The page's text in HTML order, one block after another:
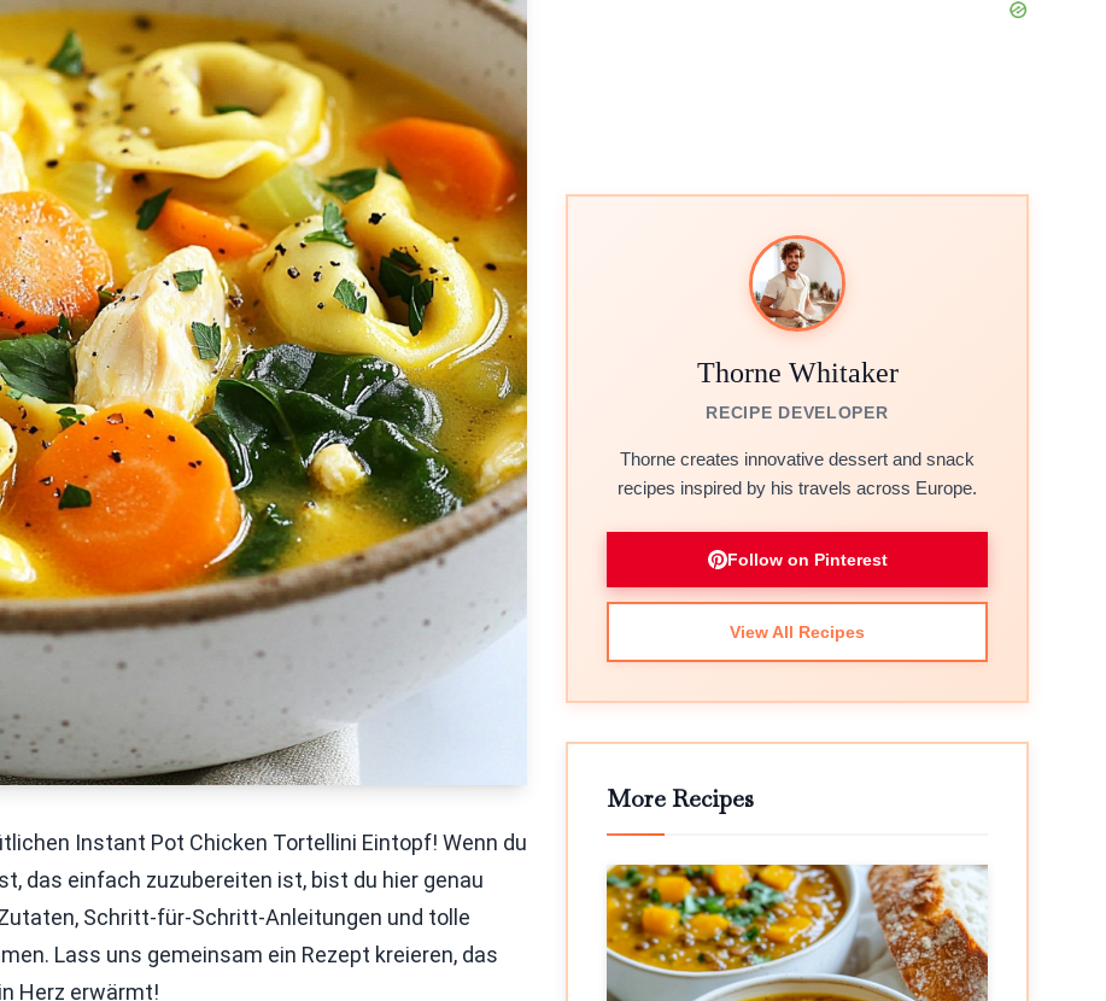
Instant Pot Chicken Tortellini Eintopf! Wenn du
das einfach zuzubereiten ist, bist du hier genau
Schritt-für-Schritt-Anleitungen und tolle
Lass uns gemeinsam ein Rezept kreieren, das
Herz erwärmt!
Thorne Whitaker
RECIPE DEVELOPER
Thorne creates innovative dessert and snack
recipes inspired by his travels across Europe.
Follow on Pinterest
View All Recipes
More Recipes